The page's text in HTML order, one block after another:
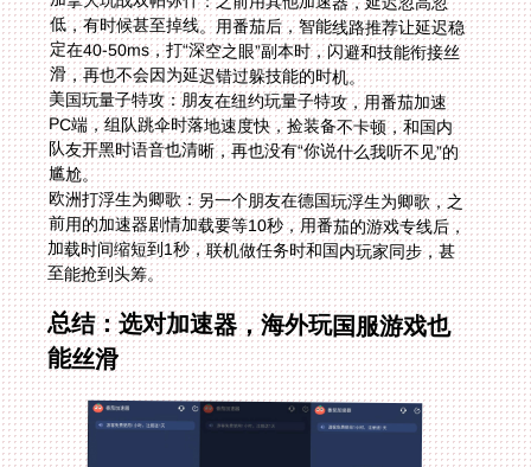
滑，再也不会因为延迟错过躲技能的时机。
美国玩量子特攻：朋友在纽约玩量子特攻，用番茄加速
PC端，组队跳伞时落地速度快，捡装备不卡顿，和国内
队友开黑时语音也清晰，再也没有“你说什么我听不见”的
尴尬。
欧洲打浮生为卿歌：另一个朋友在德国玩浮生为卿歌，之
前用的加速器剧情加载要等10秒，用番茄的游戏专线后，
加载时间缩短到1秒，联机做任务时和国内玩家同步，甚
至能抢到头筹。
总结：选对加速器，海外玩国服游戏也
能丝滑